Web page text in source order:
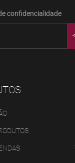
confidencialidade